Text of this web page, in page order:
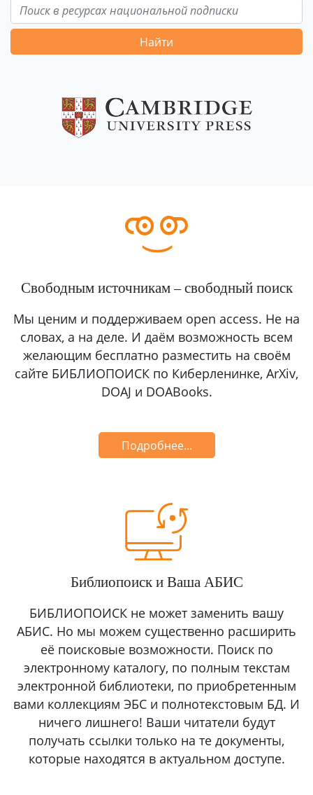
Найти
Свободным источникам – свободный поиск
Мы ценим и поддерживаем open access. Не на
словах, а на деле. И даём возможность всем
желающим бесплатно разместить на своём
сайте БИБЛИОПОИСК по Киберленинке, ArXiv,
DOAJ и DOABooks.
Подробнее...
Библиопоиск и Ваша АБИС
БИБЛИОПОИСК не может заменить вашу
АБИС. Но мы можем существенно расширить
её поисковые возможности. Поиск по
электронному каталогу, по полным текстам
электронной библиотеки, по приобретенным
вами коллекциям ЭБС и полнотекстовым БД. И
ничего лишнего! Ваши читатели будут
получать ссылки только на те документы,
которые находятся в актуальном доступе.